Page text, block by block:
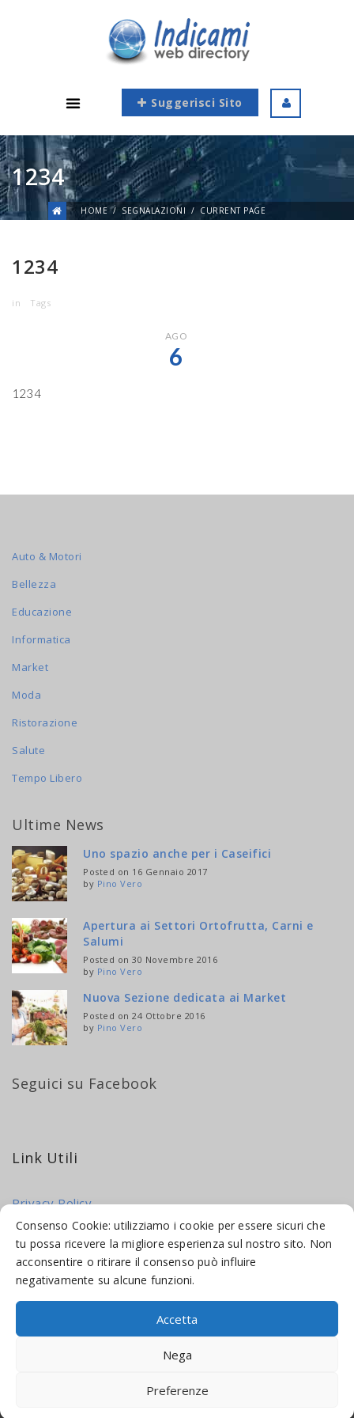
Consenso Cookie: utilizziamo i cookie per essere sicuri che
tu possa ricevere la migliore esperienza sul nostro sito. Non
acconsentire o ritirare il consenso può influire
negativamente su alcune funzioni.
Accetta
Nega
Preferenze
Suggerisci Sito
1234
HOME SEGNALAZIONI CURRENT PAGE
1234
in Tags
AGO
6
1234
Auto & Motori
Bellezza
Educazione
Informatica
Market
Moda
Ristorazione
Salute
Tempo Libero
Ultime News
Uno spazio anche per i Caseifici
Posted on 16 Gennaio 2017
by Pino Vero
Apertura ai Settori Ortofrutta, Carni e
Salumi
Posted on 30 Novembre 2016
by Pino Vero
Nuova Sezione dedicata ai Market
Posted on 24 Ottobre 2016
by Pino Vero
Seguici su Facebook
Link Utili
Privacy Policy
Cookie Policy
MADE WEB SOLUTIONS